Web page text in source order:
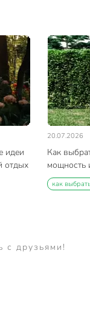
идеи
отдых
20.07.2026
Как
мощность
как
с друзьями!